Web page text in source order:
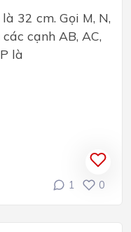
32 cm. Gọi M, N,
cạnh AB, AC,
là
1 0